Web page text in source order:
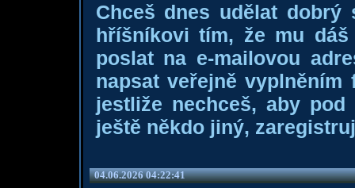
Chceš dnes udělat dobrý
hříšníkovi tím, že mu
poslat na e-mailovou
napsat veřejně
jestliže nechceš, aby
ještě někdo jiný,
04.06.2026 04:22:41